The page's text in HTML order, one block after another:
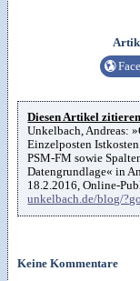
🌎
Diesen Artikel
Unkelbach, Andreas:
Einzelposten
PSM-FM sowie
Datengrundlage« in
18.2.2016, Online-
unkelbach.de/blog/
Keine Kommentare